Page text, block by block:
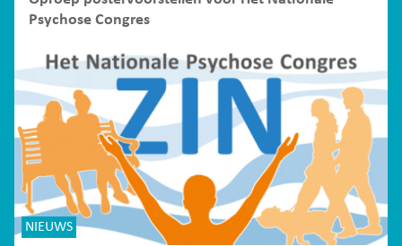
Psychose Congres
NIEUWS